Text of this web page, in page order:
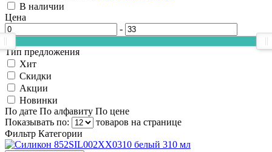
В наличии
Цена
-
Тип предложения
Хит
Скидки
Акции
Новинки
По дате По алфавиту По цене
Показывать по:
товаров на странице
Фильтр Категории